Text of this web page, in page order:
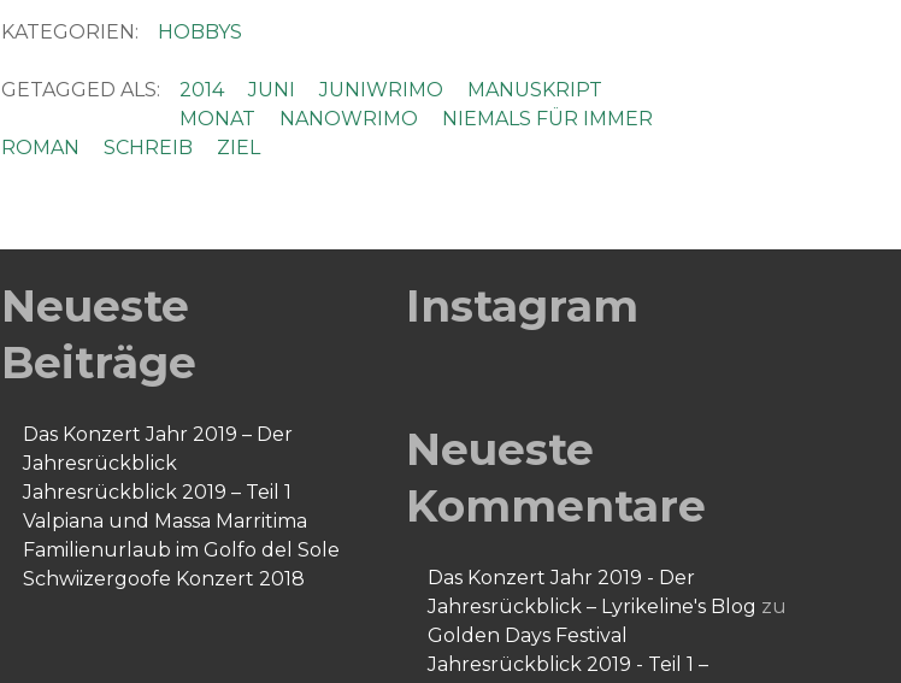
KATEGORIEN: HOBBYS
GETAGGED ALS: 2014 JUNI JUNIWRIMO
MANUSKRIPT
MONAT
NANOWRIMO
NIEMALS FÜR IMMER
ROMAN
SCHREIB ZIEL
Neueste
Beiträge
Das Konzert Jahr 2019 – Der
Jahresrückblick
Jahresrückblick 2019 – Teil 1
Valpiana und Massa Marritima
Familienurlaub im Golfo del Sole
Schwiizergoofe Konzert 2018
Instagram
Neueste
Kommentare
Das Konzert Jahr 2019 - Der
Jahresrückblick – Lyrikeline's Blog zu
Golden Days Festival
Jahresrückblick 2019 - Teil 1 –